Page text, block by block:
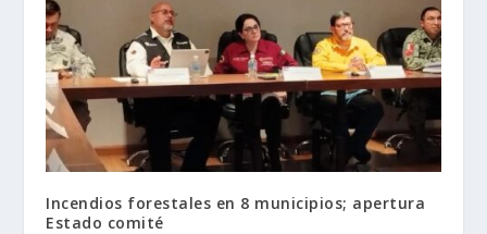
Incendios forestales en 8 municipios; apertura
Estado comité